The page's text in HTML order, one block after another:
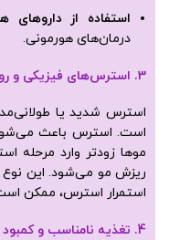
استفاده از داروهای
درمان‌های هورمونی.
3. استرس‌های فیزیکی و روانی
استرس شدید یا
است. استرس باعث
موها زودتر وارد مرحله
ریزش مو می‌شود. این نوع
استمرار استرس، ممکن
4. تغذیه نامناسب و کمبود مواد مغذی